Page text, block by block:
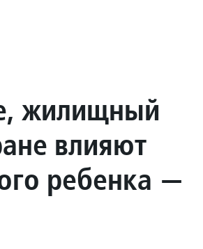
жилищный
влияют
ребенка —